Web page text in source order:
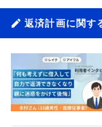
返済計画に関す